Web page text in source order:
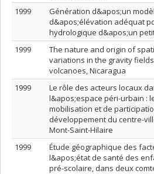
1999
Génération d&apos;un
d&apos;élévation adéquat
hydrologique d&apos;un
1999
The nature and origin of
variations in the gravity
volcanoes, Nicaragua
1999
Le rôle des acteurs locaux
l&apos;espace péri-urbain :
mobilisation et de
développement du centre-
Mont-Saint-Hilaire
1999
Étude géographique des
l&apos;état de santé des
pré-scolaire, dans deux